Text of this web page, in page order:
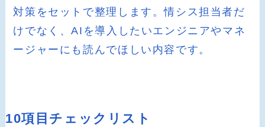
対策をセットで整理します。情シス担当者だ
けでなく、AIを導入したいエンジニアやマネ
ージャーにも読んでほしい内容です。
10項目チェックリスト